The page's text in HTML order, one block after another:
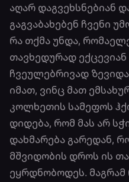
აღარ დაგვეხსნებიან
გაგვაბახებენ ჩვენი
რა თქმა უნდა,
თავხედურად
ჩვეულებრივად
იმათ, ვინც მათ
კოლხეთის სამეფოს
დიდება, რომ მას არ
დახმარება გარედან,
მშვიდობის დროს ის
ეყრდნობოდეს. მაგრამ